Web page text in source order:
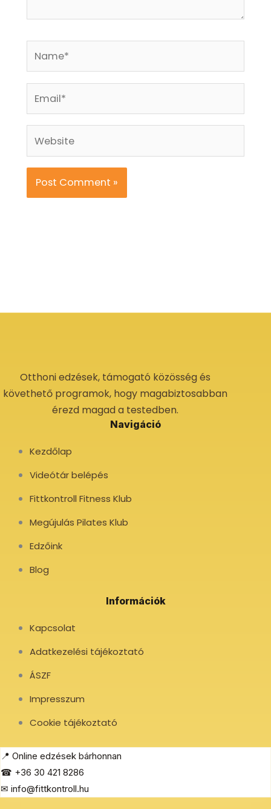
Email*
Otthoni edzések, támogató közösség és
követhető programok, hogy magabiztosabban
érezd magad a testedben.
Navigáció
Kezdőlap
Videótár belépés
Fittkontroll Fitness Klub
Megújulás Pilates Klub
Edzőink
Blog
Információk
Kapcsolat
Adatkezelési tájékoztató
ÁSZF
Impresszum
Cookie tájékoztató
📍 Online edzések bárhonnan
☎ +36 30 421 8286
✉ info@fittkontroll.hu